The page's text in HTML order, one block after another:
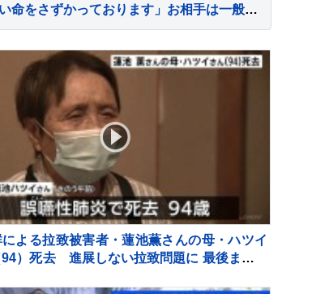
【 及川光博 】結婚を報告「新しい命をさずかっております」お相手は一般の方 〝今後も俳優としてミッチーとして精進〟【 コメント全文 】
よる拉致被害者・蓮池薫さんの母・ハツイ
94）死去 進展しない拉致問題に 最後まで苛